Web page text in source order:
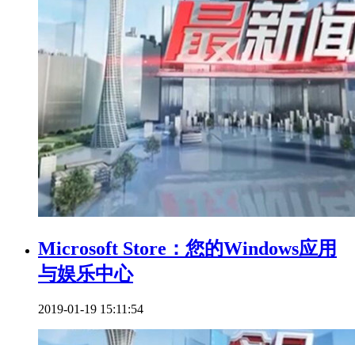
Microsoft Store：您的Windows应用
与娱乐中心
2019-01-19 15:11:54